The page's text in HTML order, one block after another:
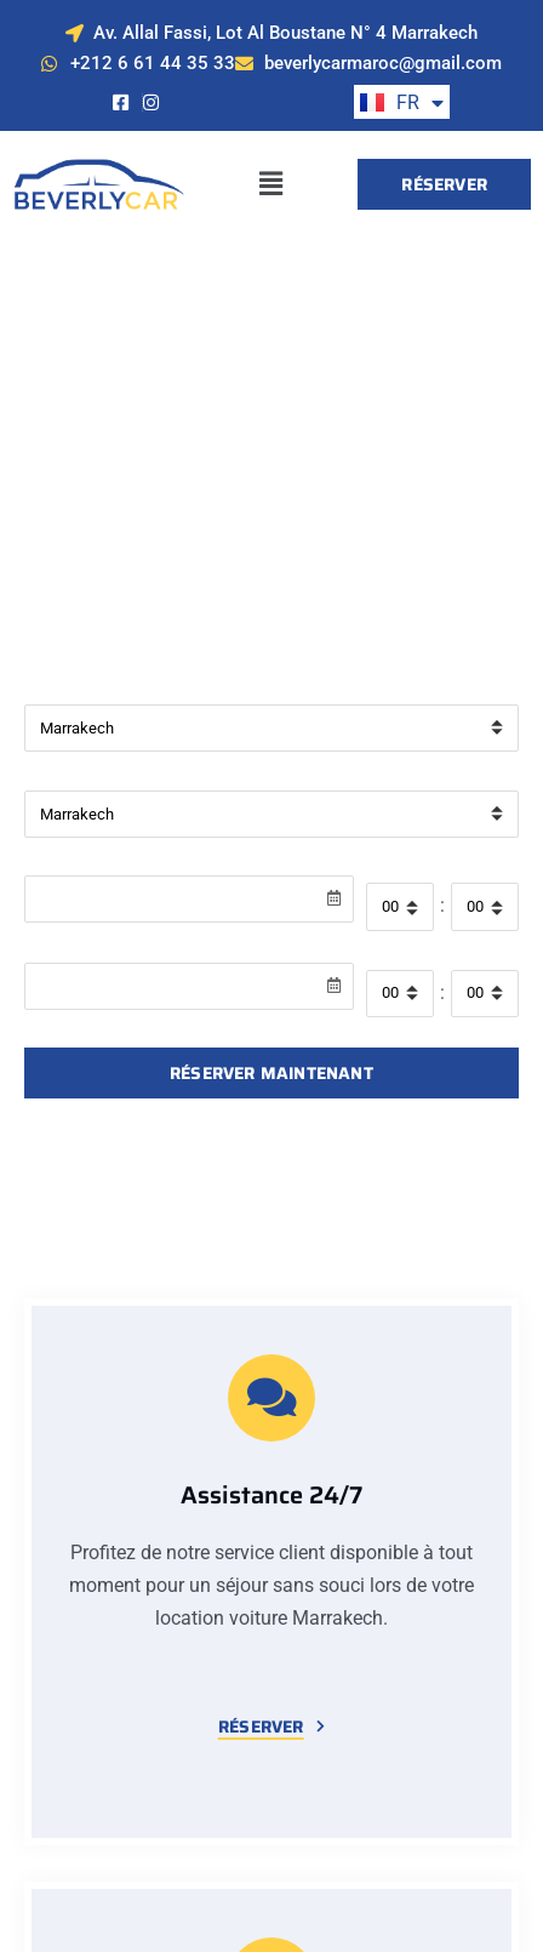
Av. Allal Fassi, Lot Al Boustane N° 4 Marrakech
+212 6 61 44 35 33
beverlycarmaroc@gmail.com
FR
EN
ES
DE
RÉSERVER
:
:
RÉSERVER MAINTENANT
Assistance 24/7
Profitez de notre service client disponible à tout
moment pour un séjour sans souci lors de votre
location voiture Marrakech.
RÉSERVER